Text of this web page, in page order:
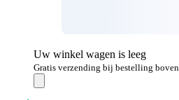
Uw winkel wagen is leeg
Gratis verzending bij bestelling boven